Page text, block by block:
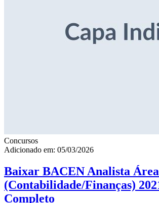
Concursos
Adicionado em: 05/03/2026
Baixar BACEN Analista
(Contabilidade/Finanças)
Completo